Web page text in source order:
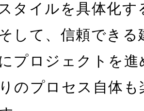
タイルを具体化す
して、信頼できる
プロジェクトを
のプロセス自体